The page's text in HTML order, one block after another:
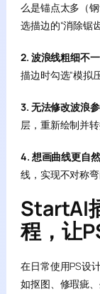
么是锚点太多（
选描边的“消除锯
2. 波浪线粗细不一
描边时勾选“模拟
3. 无法修改波浪
层，重新绘制并
4. 想画曲线更自
线，实现不对称
StartAI
程，让
在日常使用PS设
如抠图、修瑕疵